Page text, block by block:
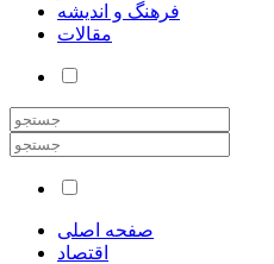
فرهنگ و اندیشه
مقالات
صفحه اصلی
اقتصاد